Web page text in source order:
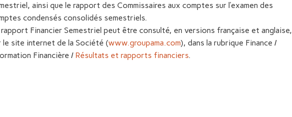
ainsi que le rapport des Commissaires aux comptes sur l’examen des
condensés consolidés semestriels.
Financier Semestriel peut être consulté, en versions française et anglaise,
le site internet de la Société (www.groupama.com), dans la rubrique Finance /
Financière / Résultats et rapports financiers.